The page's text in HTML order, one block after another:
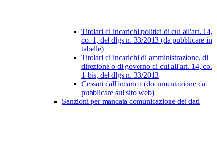
Titolari di incarichi politici di cui all'art. 14,
co. 1, del dlgs n. 33/2013 (da pubblicare in
tabelle)
Titolari di incarichi di amministrazione, di
direzione o di governo di cui all'art. 14, co.
1-bis, del dlgs n. 33/2013
Cessati dall'incarico (documentazione da
pubblicare sul sito web)
Sanzioni per mancata comunicazione dei dati